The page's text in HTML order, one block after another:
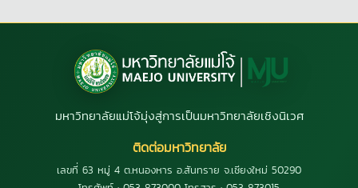
มหาวิทยาลัยแม่โจ้มุ่งสู่การเป็นมหาวิทยาลัยเชิงนิเวศ
ติดต่อมหาวิทยาลัย
เลขที่ 63 หมู่ 4 ต.หนองหาร อ.สันทราย จ.เชียงใหม่ 50290